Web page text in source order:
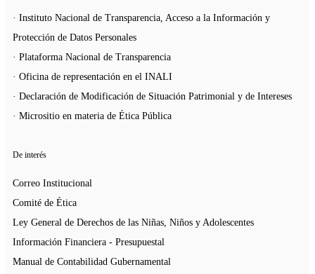
· Instituto Nacional de Transparencia, Acceso a la Información y
Protección de Datos Personales
· Plataforma Nacional de Transparencia
· Oficina de representación en el INALI
· Declaración de Modificación de Situación Patrimonial y de Intereses
· Micrositio en materia de Ética Pública
De interés
Correo Institucional
Comité de Ética
Ley General de Derechos de las Niñas, Niños y Adolescentes
Información Financiera - Presupuestal
Manual de Contabilidad Gubernamental